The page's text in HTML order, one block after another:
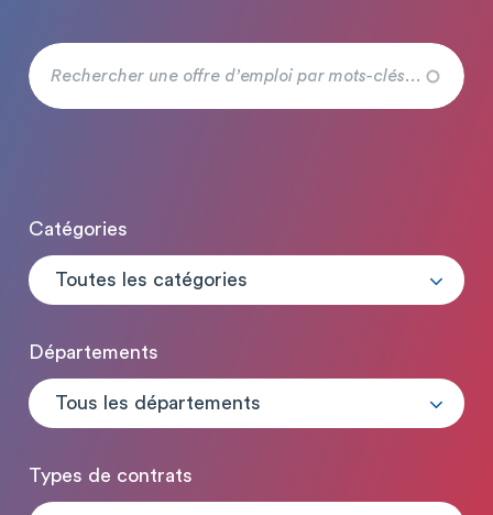
Catégories
Toutes les catégories
Départements
Tous les départements
Types de contrats